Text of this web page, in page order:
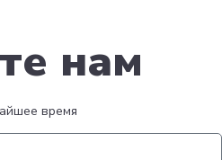
нам
время